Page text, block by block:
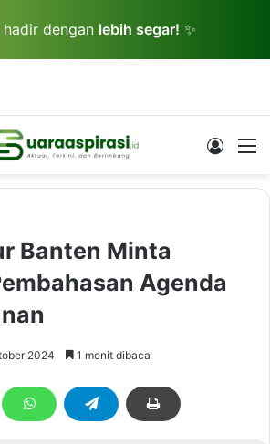
dengan lebih segar! ✨
Log In
Banten Minta
Agenda
2024 1 menit dibaca